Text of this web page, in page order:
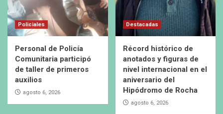
Policiales
Personal de Policía
Comunitaria participó
de taller de primeros
auxilios
agosto 6, 2026
Destacadas
Récord histórico de
anotados y figuras de
nivel internacional en el
aniversario del
Hipódromo de Rocha
agosto 6, 2026